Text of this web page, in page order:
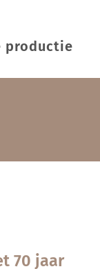
productie
70 jaar